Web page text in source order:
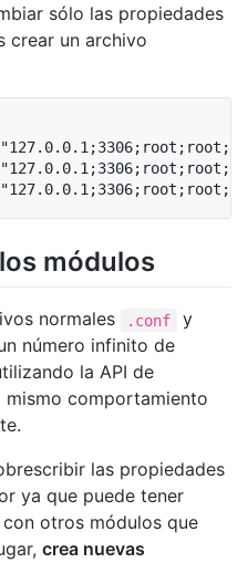
sólo las propiedades
crear un archivo
módulos
normales .conf y
número infinito de
la API de
mismo comportamiento
las propiedades
ya que puede tener
otros módulos que
crea nuevas